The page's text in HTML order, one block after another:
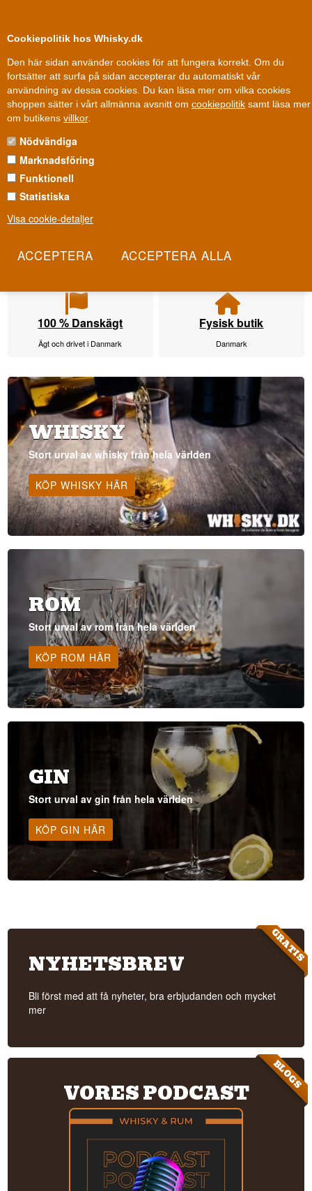
Cookiepolitik hos Whisky.dk
Den här sidan använder cookies för att fungera korrekt. Om du
fortsätter att surfa på sidan accepterar du automatiskt vår
användning av dessa cookies. Du kan läsa mer om vilka cookies
shoppen sätter i vårt allmänna avsnitt om cookiepolitik samt läsa mer
om butikens villkor.
Nödvändiga
Marknadsföring
Funktionell
Statistiska
Visa cookie-detaljer
100 % Danskägt
Ägt och drivet i Danmark
Fysisk butik
Danmark
WHISKY
Stort urval av whisky från hela världen
KÖP WHISKY HÄR
ROM
Stort urval av rom från hela världen
KÖP ROM HÄR
GIN
Stort urval av gin från hela världen
KÖP GIN HÄR
GRATIS
NYHETSBREV
Bli först med att få nyheter, bra erbjudanden och mycket
mer
BLOGS
VORES PODCAST